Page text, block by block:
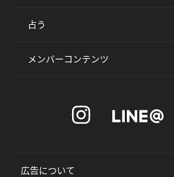
占う
メンバーコンテンツ
広告について